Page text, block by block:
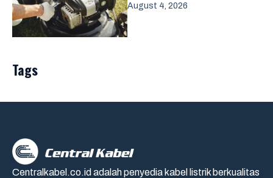
August 4, 2026
Tags
Centralkabel.co.id adalah penyedia kabel listrik berkualitas